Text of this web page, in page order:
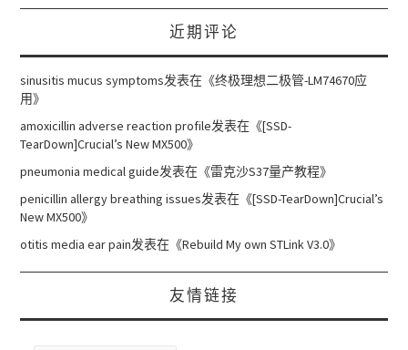
近期评论
sinusitis mucus symptoms发表在《终极理想二极管-LM74670应
用》
amoxicillin adverse reaction profile发表在《[SSD-
TearDown]Crucial’s New MX500》
pneumonia medical guide发表在《雷克沙S37量产教程》
penicillin allergy breathing issues发表在《[SSD-TearDown]Crucial’s
New MX500》
otitis media ear pain发表在《Rebuild My own STLink V3.0》
友情链接